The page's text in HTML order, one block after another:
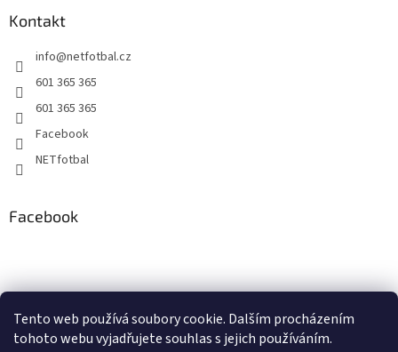
Tento web používá soubory cookie. Dalším procházením
tohoto webu vyjadřujete souhlas s jejich používáním.
Kontakt
info@netfotbal.cz
601 365 365
601 365 365
Facebook
NETfotbal
Facebook